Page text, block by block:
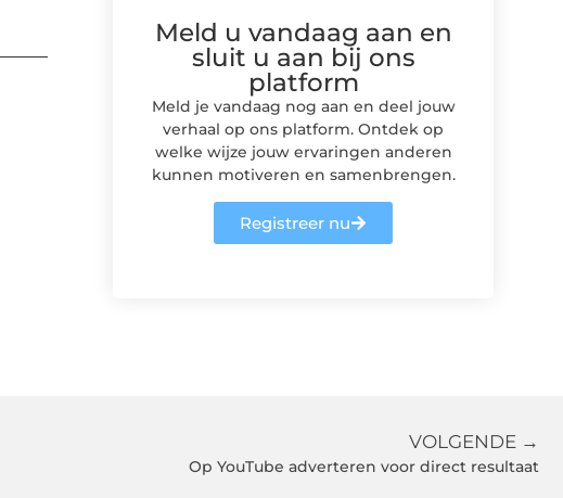
Meld u vandaag aan en
sluit u aan bij ons
platform
Meld je vandaag nog aan en deel jouw
verhaal op ons platform. Ontdek op
welke wijze jouw ervaringen anderen
kunnen motiveren en samenbrengen.
Registreer nu
VOLGENDE →
Op YouTube adverteren voor direct resultaat